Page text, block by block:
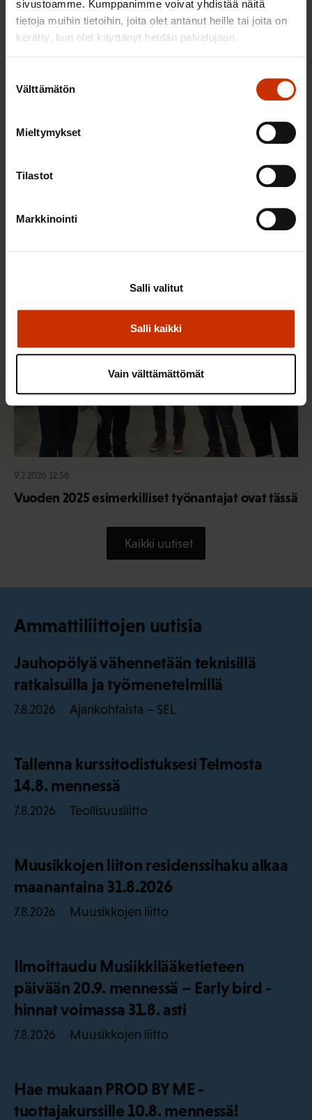
sivustoamme. Kumppanimme voivat yhdistää näitä
tietoja muihin tietoihin, joita olet antanut heille tai joita on
kerätty, kun olet käyttänyt heidän palvelujaan.
valinta
Välttämätön
Mieltymykset
Tilastot
Markkinointi
Salli kaikki
Salli valitut
Vain välttämättömät
TERVE JA HYVÄ TYÖELÄMÄ
Työaikaisella ruokailulla on väliä – lue vinkit
jaksamista tukevaan terveelliseen syömiseen
TERVE JA HYVÄ TYÖELÄMÄ
9.2.2026 12:56
Vuoden 2025 esimerkilliset työnantajat ovat tässä
Kaikki uutiset
Ammattiliittojen uutisia
Jauhopölyä vähennetään teknisillä
ratkaisuilla ja työmenetelmillä
7.8.2026 Ajankohtaista – SEL
Tallenna kurssitodistuksesi Telmosta
14.8. mennessä
7.8.2026 Teollisuusliitto
Muusikkojen liiton residenssihaku alkaa
maanantaina 31.8.2026
7.8.2026 Muusikkojen liitto
Ilmoittaudu Musiikkilääketieteen
päivään 20.9. mennessä – Early bird -
hinnat voimassa 31.8. asti
7.8.2026 Muusikkojen liitto
Hae mukaan PROD BY ME -
tuottajakurssille 10.8. mennessä!